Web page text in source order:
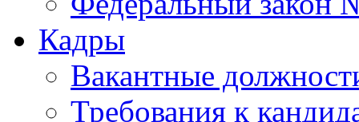
Кадры
Вакантные
Требования к